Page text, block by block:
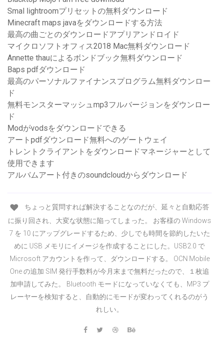
Smal lightroomプリセットの無料ダウンロード
Minecraft maps javaをダウンロードする方法
最高の曲ごとのダウンロードアプリアンドロイド
マイクロソフトオフィス2018 Mac無料ダウンロード
Annette thauによるボンドブック無料ダウンロード
Baps pdfダウンロード
最高のパーソナルファイナンスプログラム無料ダウンロー
ド
無料モンスターマッシュmp3フルバージョンをダウンロー
ド
Modがvodsをダウンロードできる
アートpdfダウンロード無料へのゲートウェイ
トレントクライアントをダウンロードマネージャーとして
使用できます
アルバムアート付きのsoundcloudからダウンロード
ちょっと質問すれば解決することなのだが、延々と自動応答
に振り回され、大変な状態に陥ってしまった。 お客様の Windows
7 を 10 にアップグレードするため、少しでも時間を節約したいた
めに USB メモリにイメージを作成することにした。USB2.0 で
Microsoft アカウントを作って、ダウンロードする。 OCN Mobile
One の追加 SIM 発行手数料が今月末まで無料だったので、１枚追
加申請してみた。 Bluetooth モードになっていなくても、MP3 プ
レーヤーを検知すると、自動的にモードが変わってくれるのがう
れしい。